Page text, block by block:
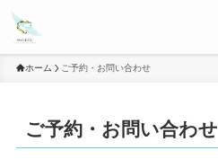
ホーム ご予約・お問い合わせ
ご予約・お問い合わせ